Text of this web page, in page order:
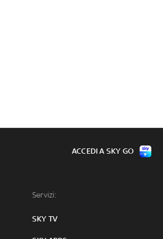
Servizi:
SKY TV
ACCEDI A SKY GO